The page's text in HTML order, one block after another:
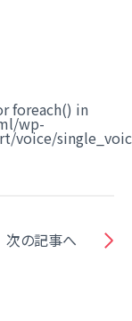
foreach() in
wp-
voice/
次の記事へ